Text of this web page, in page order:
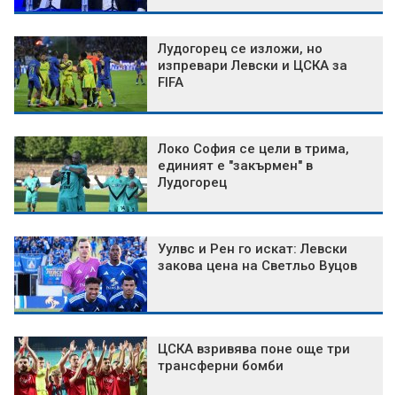
Лудогорец се изложи, но
изпревари Левски и ЦСКА за
FIFA
Локо София се цели в трима,
единият е "закърмен" в
Лудогорец
Уулвс и Рен го искат: Левски
закова цена на Светльо Вуцов
ЦСКА взривява поне още три
трансферни бомби